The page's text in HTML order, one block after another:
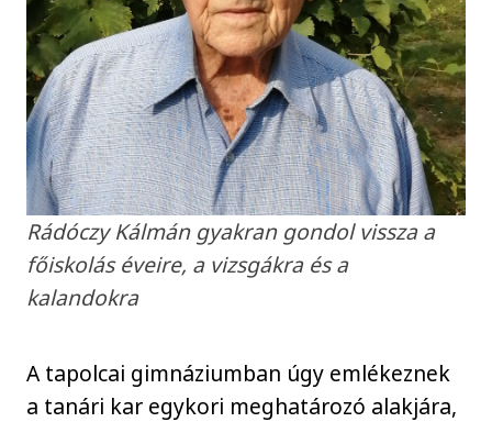
Rádóczy Kálmán gyakran gondol vissza a
főiskolás éveire, a vizsgákra és a
kalandokra
A tapolcai gimnáziumban úgy emlékeznek
a tanári kar egykori meghatározó alakjára,